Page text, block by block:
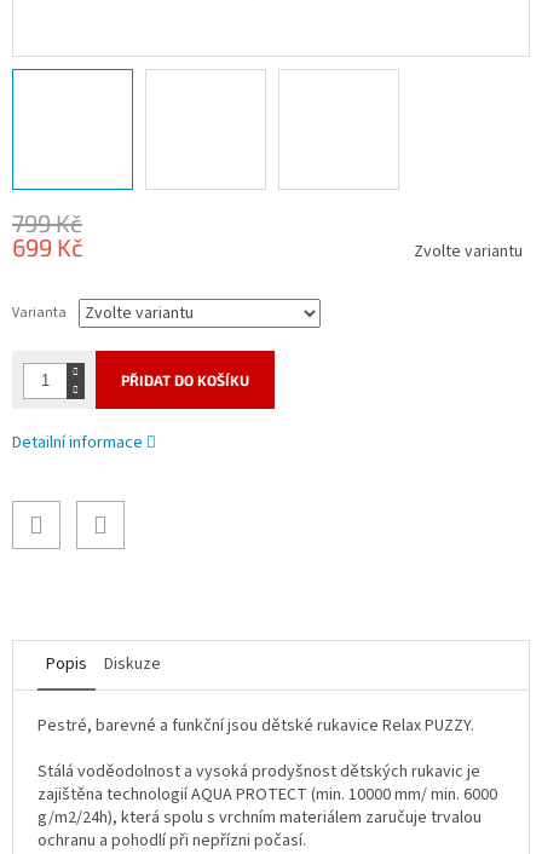
799 Kč
699 Kč
cena:
Zvolte variantu
Varianta
PŘIDAT DO KOŠÍKU
Detailní informace
Popis Diskuze
Pestré, barevné a funkční jsou dětské rukavice Relax PUZZY.
Stálá voděodolnost a vysoká prodyšnost dětských rukavic je
zajištěna technologií AQUA PROTECT (min. 10000 mm/ min. 6000
g/m2/24h), která spolu s vrchním materiálem zaručuje trvalou
ochranu a pohodlí při nepřízni počasí.